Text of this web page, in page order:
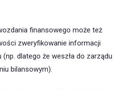
finansowego może też
zweryfikowanie informacji
dlatego że weszła do zarządu
bilansowym).